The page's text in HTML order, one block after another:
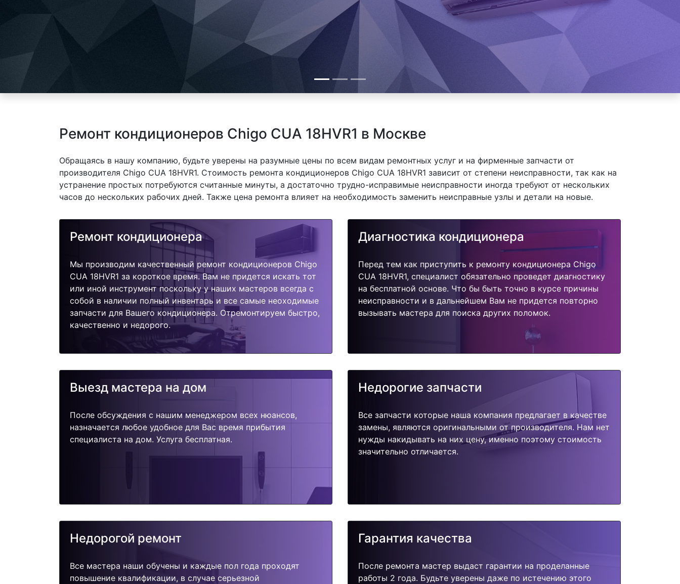
Ремонт кондиционеров Chigo CUA 18HVR1 в Москве
Обращаясь в нашу компанию, будьте уверены на разумные цены по всем видам ремонтных услуг и на фирменные запчасти от
производителя Chigo CUA 18HVR1. Стоимость ремонта кондиционеров Chigo CUA 18HVR1 зависит от степени неисправности, так как на
устранение простых потребуются считанные минуты, а достаточно трудно-исправимые неисправности иногда требуют от нескольких
часов до нескольких рабочих дней. Также цена ремонта влияет на необходимость заменить неисправные узлы и детали на новые.
Ремонт кондиционера
Мы производим качественный ремонт кондиционеров Chigo
CUA 18HVR1 за короткое время. Вам не придется искать тот
или иной инструмент поскольку у наших мастеров всегда с
собой в наличии полный инвентарь и все самые неоходимые
запчасти для Вашего кондиционера. Отремонтируем быстро,
качественно и недорого.
Диагностика кондиционера
Перед тем как приступить к ремонту кондиционера Chigo
CUA 18HVR1, специалист обязательно проведет диагностику
на бесплатной основе. Что бы быть точно в курсе причины
неисправности и в дальнейшем Вам не придется повторно
вызывать мастера для поиска других поломок.
Выезд мастера на дом
После обсуждения с нашим менеджером всех нюансов,
назначается любое удобное для Вас время прибытия
специалиста на дом. Услуга бесплатная.
Недорогие запчасти
Все запчасти которые наша компания предлагает в качестве
замены, являются оригинальными от производителя. Нам нет
нужды накидывать на них цену, именно поэтому стоимость
значительно отличается.
Недорогой ремонт
Все мастера наши обучены и каждые пол года проходят
повышение квалификации, в случае серьезной
Гарантия качества
После ремонта мастер выдаст гарантии на проделанные
работы 2 года. Будьте уверены даже по истечению этого